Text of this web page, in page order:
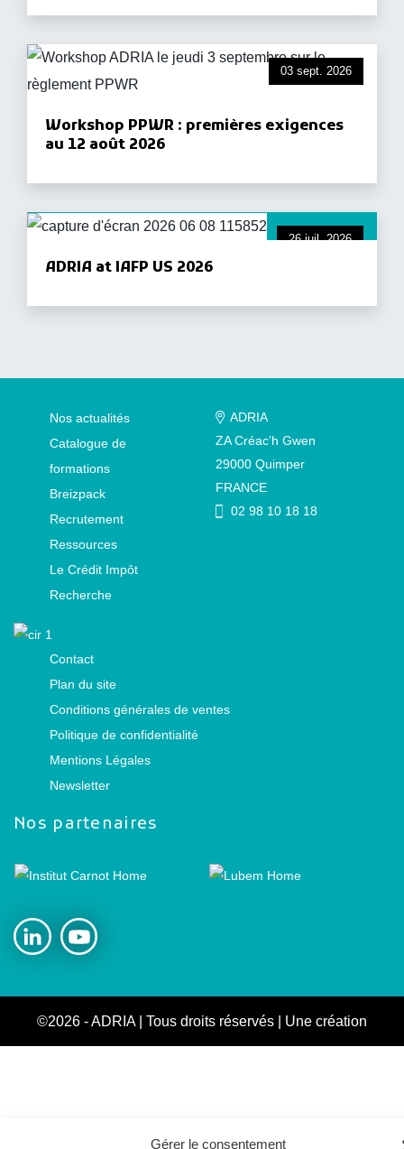
Gérer le consentement
03 sept. 2026
Workshop PPWR : premières exigences
au 12 août 2026
26 juil. 2026
ADRIA at IAFP US 2026
Nos actualités
Catalogue de
formations
Breizpack
Recrutement
Ressources
Le Crédit Impôt
Recherche
ADRIA
ZA Créac’h Gwen
29000 Quimper
FRANCE
02 98 10 18 18
Contact
Plan du site
Conditions générales de ventes
Politique de confidentialité
Mentions Légales
Newsletter
Nos partenaires
Adria social networks
©2026 -ADRIA Tous droits réservés Une création